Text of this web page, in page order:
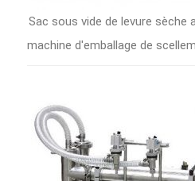
Sac sous vide de levure
machine d'emballage de